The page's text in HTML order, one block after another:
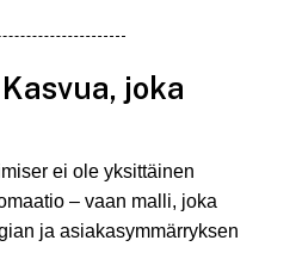
joka
ei ole yksittäinen
– vaan malli, joka
ja asiakasymmärryksen